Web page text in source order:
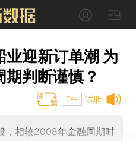
业迎新订单潮 为
判断谨慎？
试听
T中
，相较2008年金融周期时